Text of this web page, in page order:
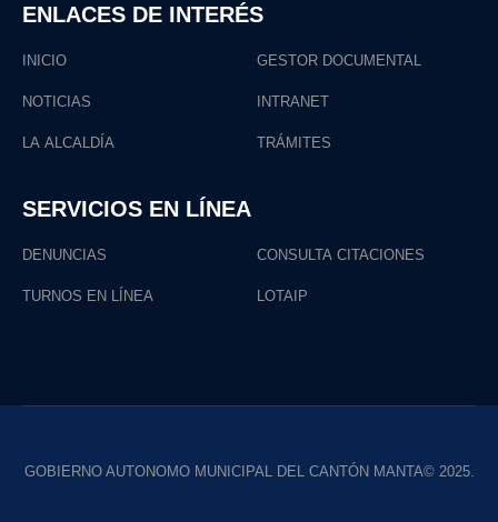
ENLACES DE INTERÉS
INICIO
NOTICIAS
LA ALCALDÍA
GESTOR DOCUMENTAL
INTRANET
TRÁMITES
SERVICIOS EN LÍNEA
DENUNCIAS
TURNOS EN LÍNEA
CONSULTA CITACIONES
LOTAIP
GOBIERNO AUTONOMO MUNICIPAL DEL CANTÓN MANTA© 2025.